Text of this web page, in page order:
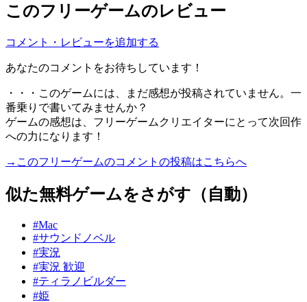
このフリーゲームのレビュー
コメント・レビューを追加する
あなたのコメントをお待ちしています！
・・・このゲームには、まだ感想が投稿されていません。一
番乗りで書いてみませんか？
ゲームの感想は、フリーゲームクリエイターにとって次回作
への力になります！
→このフリーゲームのコメントの投稿はこちらへ
似た無料ゲームをさがす（自動）
#Mac
#サウンドノベル
#実況
#実況 歓迎
#ティラノビルダー
#姫